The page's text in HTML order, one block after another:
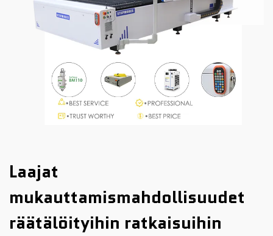
Laajat
mukauttamismahdollisuudet
räätälöityihin ratkaisuihin